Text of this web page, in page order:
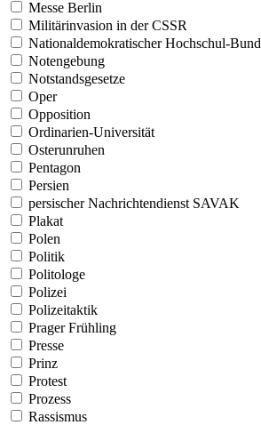
Messe Berlin
Militärinvasion in der CSSR
Nationaldemokratischer Hochschul-Bund
Notengebung
Notstandsgesetze
Oper
Opposition
Ordinarien-Universität
Osterunruhen
Pentagon
Persien
persischer Nachrichtendienst SAVAK
Plakat
Polen
Politik
Politologe
Polizei
Polizeitaktik
Prager Frühling
Presse
Prinz
Protest
Prozess
Rassismus